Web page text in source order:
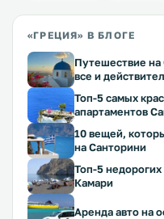
«ГРЕЦИЯ» В БЛОГЕ
Путешествие на
все и
Топ-5 самых
апартаментов
10 вещей,
на Санторини
Топ-5
Камари
Аренда авто на